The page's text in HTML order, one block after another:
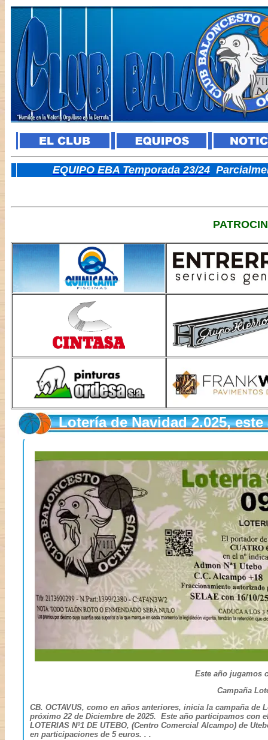
EQUIPO EBA Temporada 23/24
Lotería de Navidad 2.025,
Este año jugamos
Campaña
CB. OCTAVUS, como en años anteriores, inicia la campaña
próximo 22 de Diciembre de 2025. Este año participamos con
LOTERIAS Nº1 DE UTEBO, (Centro Comercial Alcampo) de
en participaciones de 5 euros. . .